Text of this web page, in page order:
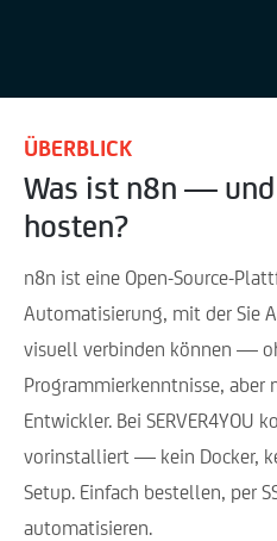
ÜBERBLICK
Was ist n8n —
hosten?
n8n ist eine Open-Source-
Automatisierung, mit der Sie
visuell verbinden können —
Programmierkenntnisse,
Entwickler. Bei SERVER4YOU
vorinstalliert — kein Docker,
Setup. Einfach bestellen, per
automatisieren.